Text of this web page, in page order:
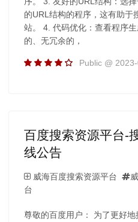
的URL结构的程序，这有助于
站。 4. 代码优化：查看程序
的、无冗余的，
Public @
百度搜索资源平台-
线公告
威海百度搜索资源平台
台
尊敬的百度用户： 为了更好